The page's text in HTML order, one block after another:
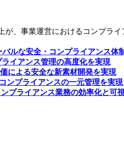
が、事業運営におけるコンプラ
バルな安全・コンプライアンス体
イアンス管理の高度化を実現
による安全な新素材開発を実現
ンプライアンスの一元管理を実現
プライアンス業務の効率化と可